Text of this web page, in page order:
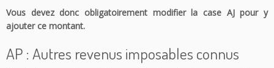
Vous devez donc obligatoirement modifier la case AJ pour y
ajouter ce montant.
AP : Autres revenus imposables connus